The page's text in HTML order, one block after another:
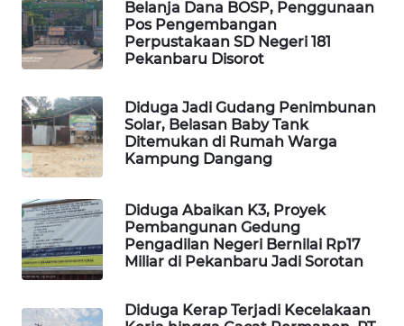
Belanja Dana BOSP, Penggunaan
Pos Pengembangan
Perpustakaan SD Negeri 181
Pekanbaru Disorot
Diduga Jadi Gudang Penimbunan
Solar, Belasan Baby Tank
Ditemukan di Rumah Warga
Kampung Dangang
Diduga Abaikan K3, Proyek
Pembangunan Gedung
Pengadilan Negeri Bernilai Rp17
Miliar di Pekanbaru Jadi Sorotan
Diduga Kerap Terjadi Kecelakaan
HEALTH
WAHANA
WISATA
LAPAK
WAHANA
Wahana
Network
KONSUMEN